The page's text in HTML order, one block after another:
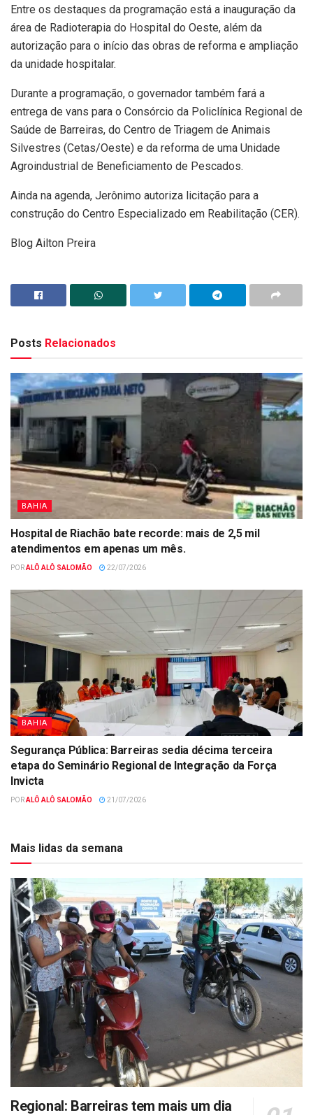
Entre os destaques da programação está a inauguração da
área de Radioterapia do Hospital do Oeste, além da
autorização para o início das obras de reforma e ampliação
da unidade hospitalar.
Durante a programação, o governador também fará a
entrega de vans para o Consórcio da Policlínica Regional de
Saúde de Barreiras, do Centro de Triagem de Animais
Silvestres (Cetas/Oeste) e da reforma de uma Unidade
Agroindustrial de Beneficiamento de Pescados.
Ainda na agenda, Jerônimo autoriza licitação para a
construção do Centro Especializado em Reabilitação (CER).
Blog Ailton Preira
Posts Relacionados
BAHIA
Hospital de Riachão bate recorde: mais de 2,5 mil
atendimentos em apenas um mês.
PORALÔ ALÔ SALOMÃO 22/07/2026
BAHIA
Segurança Pública: Barreiras sedia décima terceira
etapa do Seminário Regional de Integração da Força
Invicta
PORALÔ ALÔ SALOMÃO 21/07/2026
Mais lidas da semana
Regional: Barreiras tem mais um dia